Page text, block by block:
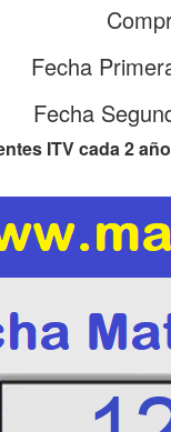
Fecha
Fecha
ITV cada 2